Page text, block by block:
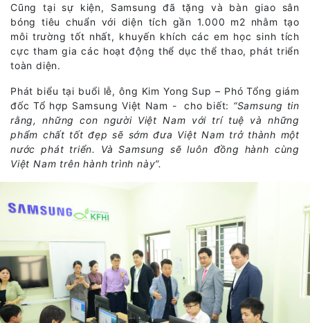
Cũng tại sự kiện, Samsung đã tặng và bàn giao sân
bóng tiêu chuẩn với diện tích gần 1.000 m2 nhằm tạo
môi trường tốt nhất, khuyến khích các em học sinh tích
cực tham gia các hoạt động thể dục thể thao, phát triển
toàn diện.
Phát biểu tại buổi lễ, ông Kim Yong Sup – Phó Tổng giám
đốc Tổ hợp Samsung Việt Nam - cho biết: “Samsung tin
rằng, những con người Việt Nam với trí tuệ và những
phẩm chất tốt đẹp sẽ sớm đưa Việt Nam trở thành một
nước phát triển. Và Samsung sẽ luôn đồng hành cùng
Việt Nam trên hành trình này”.